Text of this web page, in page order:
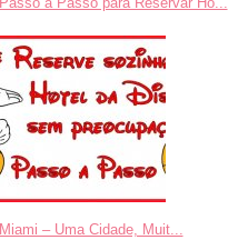
Miami – Uma Cidade, Muit...